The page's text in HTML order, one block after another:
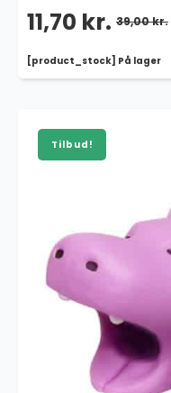
[product_stock] På lager
39,00kr.
Den
oprindelige
var:
39,00 kr..
11,70 kr.
Den
aktuelle
er:
11,70 kr..
Tilbud!